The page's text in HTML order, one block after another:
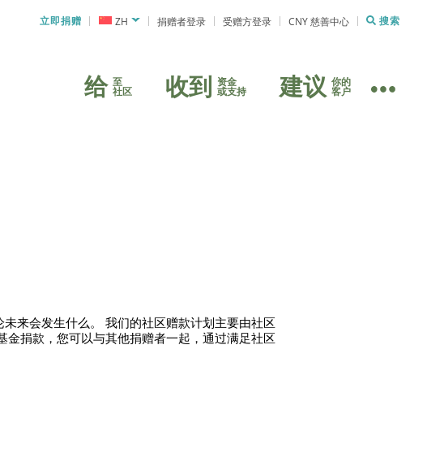
立即捐赠 ZH 捐赠者登录 受赠方登录 CNY 慈善中心 搜索
给 至
社区 收到 资金
或支持 建议 你的
客户
来会发生什么。 我们的社区赠款计划主要由社区
捐款，您可以与其他捐赠者一起，通过满足社区